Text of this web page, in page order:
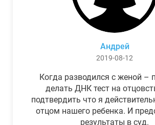
Андрей
2019-08-12
Когда разводился с женой –
делать ДНК тест на
подтвердить что я
отцом нашего ребенка. И
результаты в суд.